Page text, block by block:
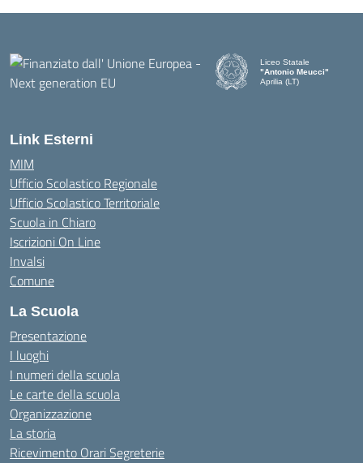
Liceo Statale
"Antonio Meucci"
Aprilia (LT)
Link Esterni
MIM
Ufficio Scolastico Regionale
Ufficio Scolastico Territoriale
Scuola in Chiaro
Iscrizioni On Line
Invalsi
Comune
La Scuola
Presentazione
I luoghi
I numeri della scuola
Le carte della scuola
Organizzazione
La storia
Ricevimento Orari Segreterie